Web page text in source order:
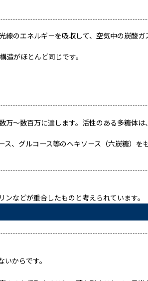
のエネルギーを吸収して、空気中の炭酸
がほとんど同じです。
〜数百万に達します。活性のある多糖体
、グルコース等のヘキソース（六炭糖）
などが重合したものと考えられています。
からです。